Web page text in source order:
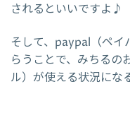
されるといいですよ♪
そして、paypal（ペイ
らうことで、みちるの
ル）が使える状況にな